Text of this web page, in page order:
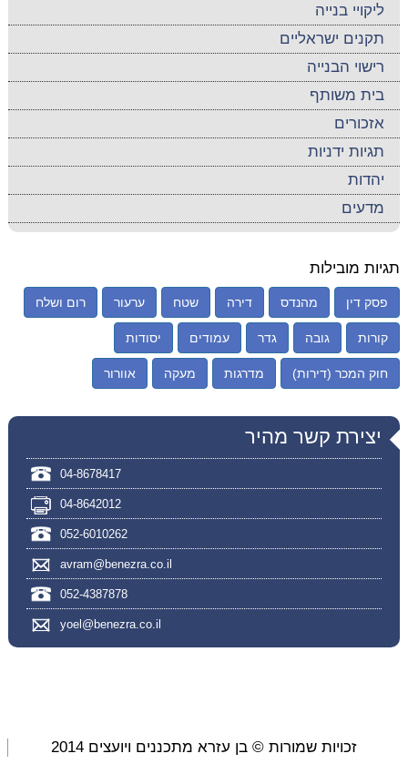
ליקויי בנייה
תקנים ישראליים
רישוי הבנייה
בית משותף
אזכורים
תגיות ידניות
יהדות
מדעים
תגיות מובילות
פסק דין מהנדס דירה שטח ערעור רום ושלח
קורות גובה גדר עמודים יסודות
חוק המכר (דירות) מדרגות מעקה אוורור
יצירת קשר מהיר
04-8678417
04-8642012
052-6010262
avram@benezra.co.il
052-4387878
yoel@benezra.co.il
זכויות שמורות © בן עזרא מתכננים ויועצים 2014